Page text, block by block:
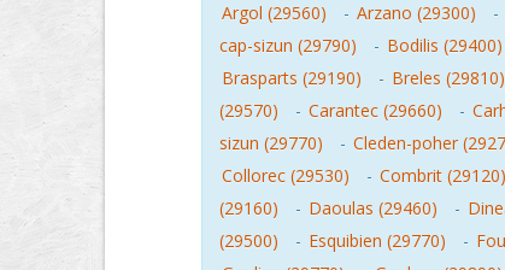
Argol (29560)
- Arzano (29300) -
cap-sizun (29790)
- Bodilis (29400)
Brasparts (29190)
- Breles (29810)
(29570)
- Carantec (29660) -
sizun (29770)
- Cleden-poher
Collorec (29530)
- Combrit (29120)
(29160)
- Daoulas (29460) -
(29500)
- Esquibien (29770) -